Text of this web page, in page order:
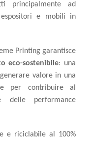
principalmente ad
e mobili in
Printing garantisce
eco-sostenibile: una
valore in una
per contribuire al
delle performance
e riciclabile al 100%